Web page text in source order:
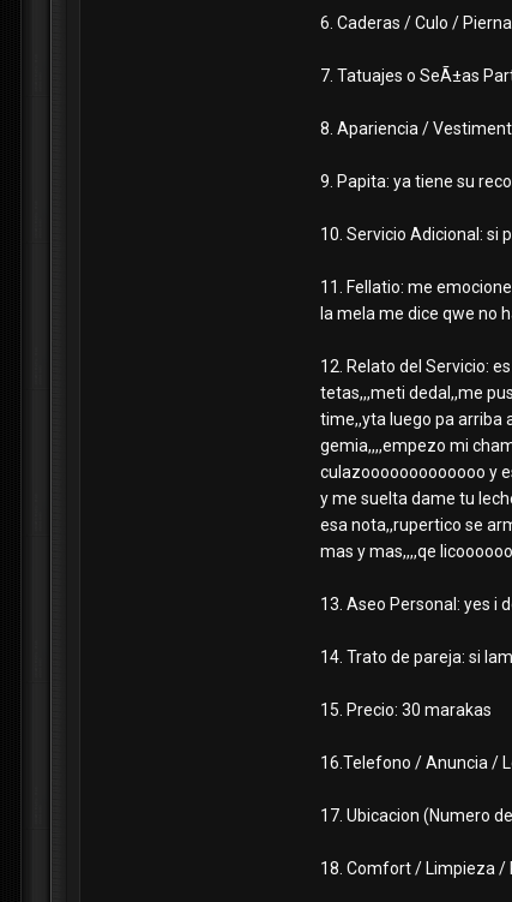
6. Caderas / Culo /
7. Tatuajes o SeÃ±as
8. Apariencia /
9. Papita: ya tiene su
10. Servicio Adicional: si
11. Fellatio: me
la mela me dice qwe no
12. Relato del Servicio:
tetas,,,meti dedal,,me
time,,yta luego pa arriba
gemia,,,,empezo mi
culazooooooooooooo y
y me suelta dame tu
esa nota,,rupertico se
mas y mas,,,,qe
13. Aseo Personal: yes i
14. Trato de pareja: si
15. Precio: 30 marakas
16.Telefono / Anuncia /
17. Ubicacion (Numero
18. Comfort / Limpieza /